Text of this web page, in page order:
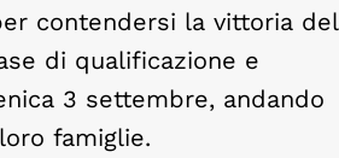
contendersi la vittoria del
di qualificazione e
3 settembre, andando
famiglie.